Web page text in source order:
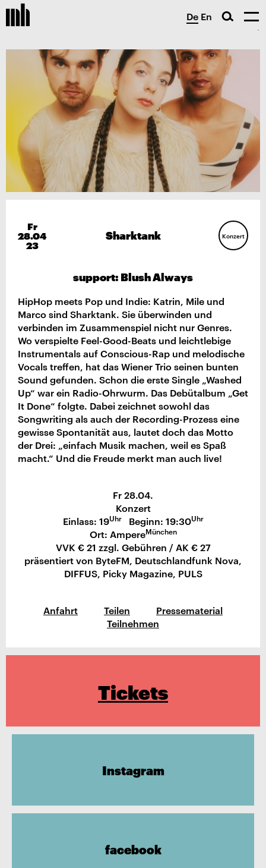
De En
Fr
28.04
23
Sharktank Konzert
support: Blush Always
HipHop meets Pop und Indie: Katrin, Mile und
Marco sind Sharktank. Sie überwinden und
verbinden im Zusammenspiel nicht nur Genres.
Wo verspielte Feel-Good-Beats und leichtlebige
Instrumentals auf Conscious-Rap und melodische
Vocals treffen, hat das Wiener Trio seinen bunten
Sound gefunden. Schon die erste Single „Washed
Up“ war ein Radio-Ohrwurm. Das Debütalbum „Get
It Done“ folgte. Dabei zeichnet sowohl das
Songwriting als auch der Recording-Prozess eine
gewisse Spontanität aus, lautet doch das Motto
der Drei: „einfach Musik machen, weil es Spaß
macht.“ Und die Freude merkt man auch live!
Fr 28.04.
Konzert
Einlass: 19UhrBeginn: 19:30Uhr
Ort: AmpereMünchen
VVK € 21 zzgl. Gebühren / AK € 27
präsentiert von ByteFM, Deutschlandfunk Nova,
DIFFUS, Picky Magazine, PULS
Anfahrt Teilen
Pressematerial
Teilnehmen
Tickets
Instagram
facebook